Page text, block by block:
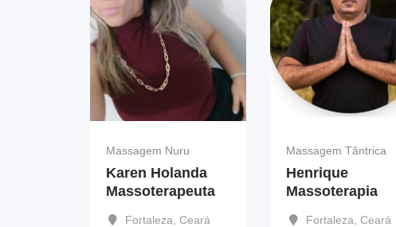
Massagem Nuru
Karen Holanda
Massoterapeuta
Fortaleza Ceará
Massagem Tântrica
Henrique
Massoterapia
Fortaleza Ceará